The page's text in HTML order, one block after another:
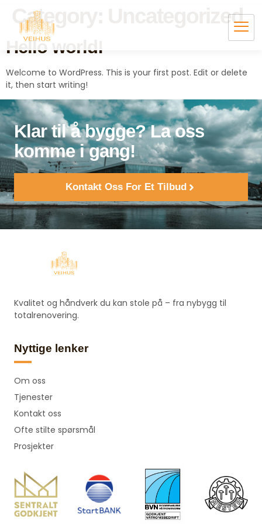
Category: Uncategorized
Hello world!
Welcome to WordPress. This is your first post. Edit or delete
it, then start writing!
Klar til å bygge? La oss
komme i gang!
Kontakt Oss For Et Tilbud
Kvalitet og håndverk du kan stole på – fra nybygg til
totalrenovering.
Nyttige lenker
Om oss
Tjenester
Kontakt oss
Ofte stilte spørsmål
Prosjekter